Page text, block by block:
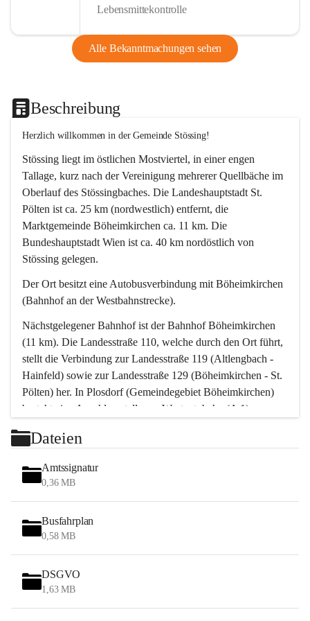
Lebensmittekontrolle
Alle Bekanntmachungen sehen
Beschreibung
Herzlich willkommen in der Gemeinde Stössing!
Stössing liegt im östlichen Mostviertel, in einer engen
Tallage, kurz nach der Vereinigung mehrerer Quellbäche im
Oberlauf des Stössingbaches. Die Landeshauptstadt St.
Pölten ist ca. 25 km (nordwestlich) entfernt, die
Marktgemeinde Böheimkirchen ca. 11 km. Die
Bundeshauptstadt Wien ist ca. 40 km nordöstlich von
Stössing gelegen.
Der Ort besitzt eine Autobusverbindung mit Böheimkirchen
(Bahnhof an der Westbahnstrecke).
Nächstgelegener Bahnhof ist der Bahnhof Böheimkirchen
(11 km). Die Landesstraße 110, welche durch den Ort führt,
stellt die Verbindung zur Landesstraße 119 (Altlengbach -
Hainfeld) sowie zur Landesstraße 129 (Böheimkirchen - St.
Pölten) her. In Plosdorf (Gemeindegebiet Böheimkirchen)
besteht eine Anschlussstelle zur Westautobahn (A 1).
Wien erreicht man in ca. 45 Minuten.
Stössing zählt noch zum Naherholungsraum Wien sowie
zum Naherholungsraum St. Pölten. Viele Bauernhöfe hatten
„ihre Wiener“. Seit 1960 bauten viele Wiener
Wochenendhäuser im Gemeindegebiet. Wegen des
waldreichen Jagdgebietes haben viele Jagdpächter ihre
Das Wandern ist aus touristischer Sicht die bedeutendste
Tätigkeit. Das hügelige Gebiet mit Wanderwegen durch
Wiesen, Wälder und Obstkulturen lädt dazu ein. Gefördert
Dateien
Amtssignatur
0,36 MB
Busfahrplan
0,58 MB
DSGVO
1,63 MB